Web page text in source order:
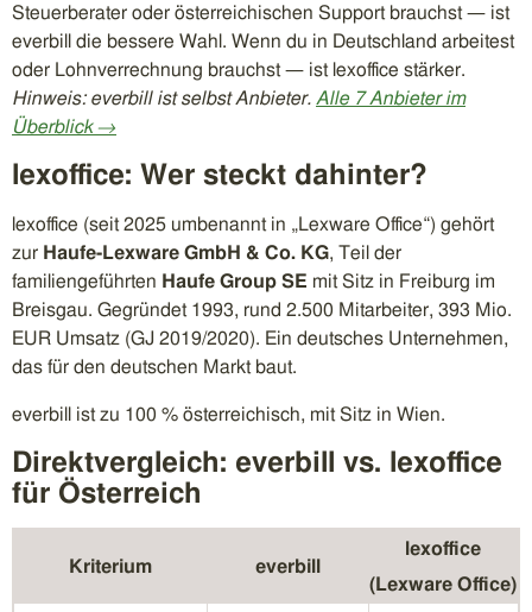
Steuerberater oder österreichischen Support brauchst — ist
everbill die bessere Wahl. Wenn du in Deutschland arbeitest
oder Lohnverrechnung brauchst — ist lexoffice stärker.
Hinweis: everbill ist selbst Anbieter. Alle 7 Anbieter im
Überblick →
lexoffice: Wer steckt dahinter?
lexoffice (seit 2025 umbenannt in „Lexware Office“) gehört
zur Haufe-Lexware GmbH & Co. KG, Teil der
familiengeführten Haufe Group SE mit Sitz in Freiburg im
Breisgau. Gegründet 1993, rund 2.500 Mitarbeiter, 393 Mio.
EUR Umsatz (GJ 2019/2020). Ein deutsches Unternehmen,
das für den deutschen Markt baut.
everbill ist zu 100 % österreichisch, mit Sitz in Wien.
Direktvergleich: everbill vs. lexoffice
für Österreich
Kriterium everbill
lexoffice
(Lexware Office)